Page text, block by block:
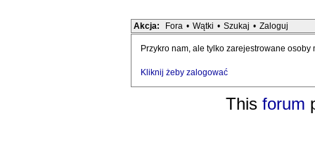
Akcja: Fora • Wątki • Szukaj • Zaloguj
Przykro nam, ale tylko zarejestrowane osoby
Kliknij żeby zalogować
This forum